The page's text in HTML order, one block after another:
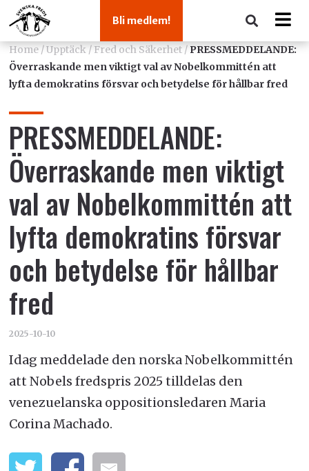
Bli medlem!
Home/Upptäck/Fred och Säkerhet/ PRESSMEDDELANDE:
Överraskande men viktigt val av Nobelkommittén att
lyfta demokratins försvar och betydelse för hållbar fred
PRESSMEDDELANDE:
Överraskande men viktigt
val av Nobelkommittén att
lyfta demokratins försvar
och betydelse för hållbar
fred
2025-10-10
Idag meddelade den norska Nobelkommittén
att Nobels fredspris 2025 tilldelas den
venezuelanska oppositionsledaren Maria
Corina Machado.